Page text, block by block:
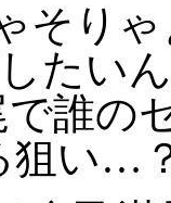
そり
たい
誰の
狙い…